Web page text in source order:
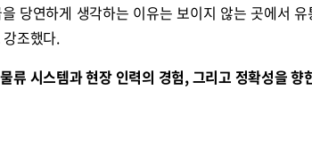
당연하게 생각하는 이유는 보이지 않는 곳에서 유
조했다.
류 시스템과 현장 인력의 경험, 그리고 정확성을 향